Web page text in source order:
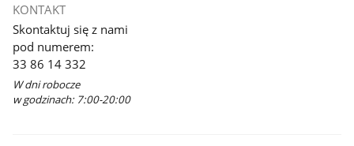
KONTAKT
Skontaktuj się z nami
pod numerem:
33 86 14 332
W dni robocze
w godzinach: 7:00-20:00